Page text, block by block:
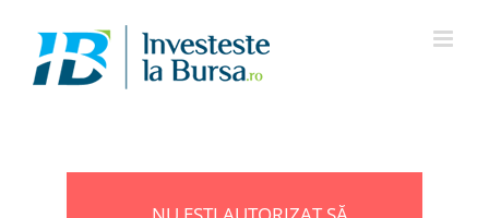
content